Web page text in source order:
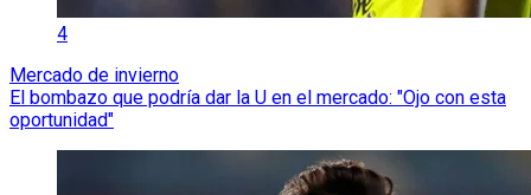
4
Mercado de invierno
El bombazo que podría dar la U en el mercado: "Ojo con esta
oportunidad"